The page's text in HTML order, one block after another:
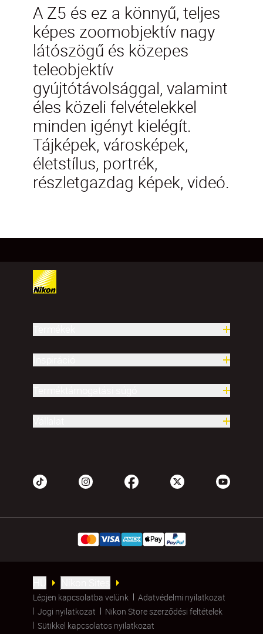
A Z5 és ez a könnyű, teljes
képes zoomobjektív nagy
látószögű és közepes
teleobjektív
gyújtótávolsággal, valamint
éles közeli felvételekkel
minden igényt kielégít.
Tájképek, városképek,
életstílus, portrék,
részletgazdag képek, videó.
Lépjen kapcsolatba velünk
Adatvédelmi nyilatkozat
Jogi nyilatkozat
Nikon Store szerződési feltételek
Sütikkel kapcsolatos nyilatkozat